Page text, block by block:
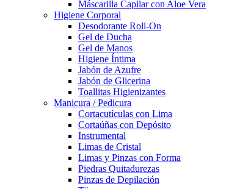
Máscarilla Capilar con Aloe Vera
Higiene Corporal
Desodorante Roll-On
Gel de Ducha
Gel de Manos
Higiene Íntima
Jabón de Azufre
Jabón de Glicerina
Toallitas Higienizantes
Manicura / Pedicura
Cortacutículas con Lima
Cortaúñas con Depósito
Instrumental
Limas de Cristal
Limas y Pinzas con Forma
Piedras Quitadurezas
Pinzas de Depilación